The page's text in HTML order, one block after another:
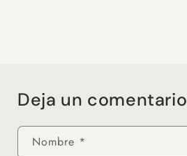
Deja un comentario
Nombre *